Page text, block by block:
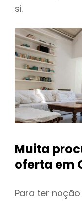
si.
Muita
oferta em
Para ter